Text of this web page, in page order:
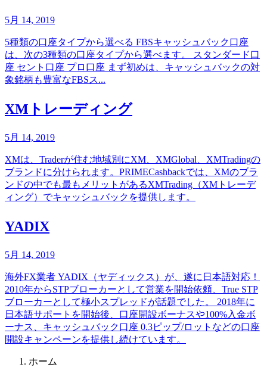
5月 14, 2019
5種類の口座タイプから選べる FBSキャッシュバック口座
は、次の3種類の口座タイプから選べます。 スタンダード口
座 セント口座 プロ口座 まず初めは、キャッシュバックの対
象銘柄も豊富なFBSス...
XMトレーディング
5月 14, 2019
XMは、Traderが住む地域別にXM、XMGlobal、XMTradingの
ブランドに分けられます。PRIMECashbackでは、XMのブラ
ンドの中でも最もメリットがあるXMTrading（XMトレーデ
ィング）でキャッシュバックを提供します。
YADIX
5月 14, 2019
海外FX業者 YADIX（ヤディックス）が、遂に日本語対応！
2010年からSTPブローカーとして営業を開始依頼、True STP
ブローカーとして極小スプレッドが話題でした。 2018年に
日本語サポートを開始後、口座開設ボーナスや100%入金ボ
ーナス、キャッシュバック口座 0.3ピップ/ロットなどの口座
開設キャンペーンを提供し続けています。
ホーム